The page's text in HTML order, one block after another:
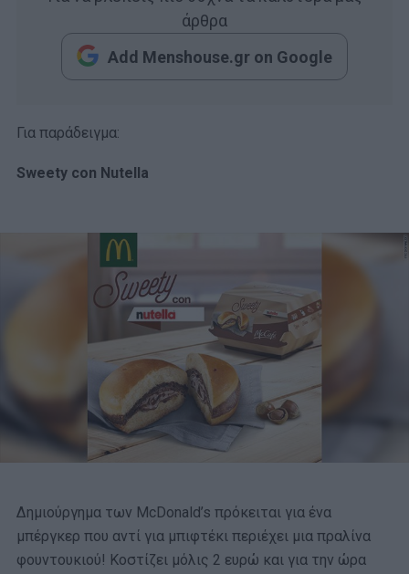
άρθρα
Add Menshouse.gr on Google
Για παράδειγμα:
Sweety con Nutella
Δημιούργημα των McDonald’s πρόκειται για ένα
μπέργκερ που αντί για μπιφτέκι περιέχει μια πραλίνα
φουντουκιού! Κοστίζει μόλις 2 ευρώ και για την ώρα